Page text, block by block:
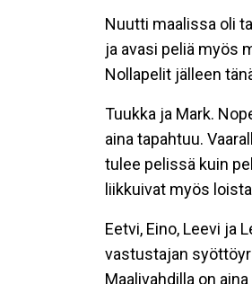
Nuutti maalissa oli
ja avasi peliä myös
Nollapelit jälleen
Tuukka ja Mark.
aina tapahtuu.
tulee pelissä kuin
liikkuivat myös
Eetvi, Eino, Leevi ja
vastustajan
Maalivahdilla on